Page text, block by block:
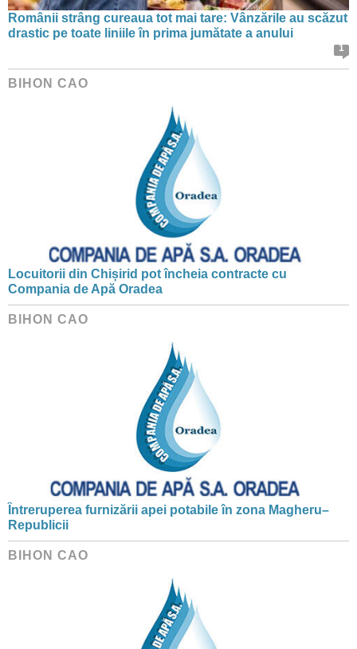
Românii strâng cureaua tot mai tare: Vânzările au scăzut
drastic pe toate liniile în prima jumătate a anului
1
BIHON CAO
Locuitorii din Chișirid pot încheia contracte cu
Compania de Apă Oradea
BIHON CAO
Întreruperea furnizării apei potabile în zona Magheru–
Republicii
BIHON CAO